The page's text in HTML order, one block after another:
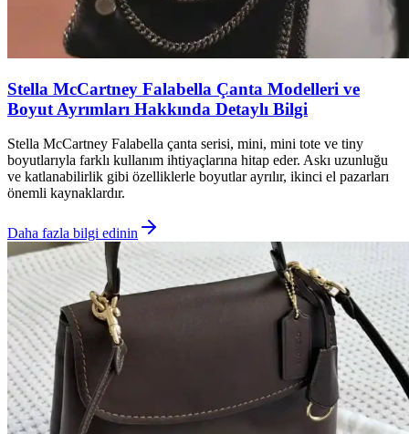
Stella McCartney Falabella Çanta Modelleri ve
Boyut Ayrımları Hakkında Detaylı Bilgi
Stella McCartney Falabella çanta serisi, mini, mini tote ve tiny
boyutlarıyla farklı kullanım ihtiyaçlarına hitap eder. Askı uzunluğu
ve katlanabilirlik gibi özelliklerle boyutlar ayrılır, ikinci el pazarları
önemli kaynaklardır.
Daha fazla bilgi edinin